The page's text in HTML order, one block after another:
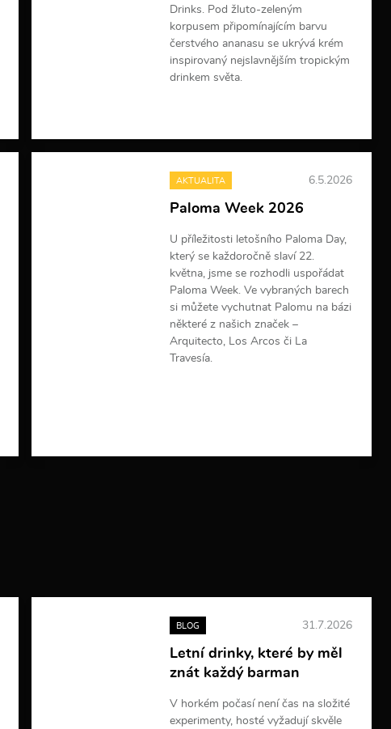
Drinks. Pod žluto-zeleným
korpusem připomínajícím barvu
čerstvého ananasu se ukrývá krém
inspirovaný nejslavnějším tropickým
drinkem světa.
c
e
i
n
o
m
a
c
í
AKTUALITA 6.5.2026
Paloma Week 2026
U příležitosti letošního Paloma Day,
který se každoročně slaví 22.
května, jsme se rozhodli uspořádat
Paloma Week. Ve vybraných barech
si můžete vychutnat Palomu na bázi
některé z našich značek –
Arquitecto, Los Arcos či La
Travesía.
BLOG 31.7.2026
Letní drinky, které by měl
znát každý barman
V horkém počasí není čas na složité
experimenty, hosté vyžadují skvěle